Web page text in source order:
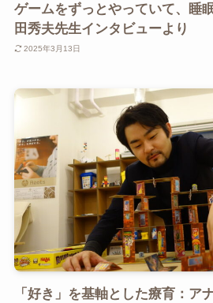
ゲームをずっとやっていて、睡
田秀夫先生インタビューより
2025年3月13日
「好き」を基軸とした療育：ア